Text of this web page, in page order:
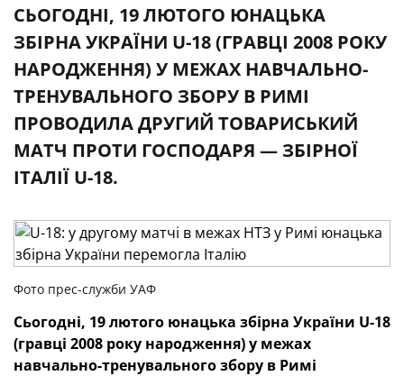
СЬОГОДНІ, 19 ЛЮТОГО ЮНАЦЬКА
ЗБІРНА УКРАЇНИ U-18 (ГРАВЦІ 2008 РОКУ
НАРОДЖЕННЯ) У МЕЖАХ НАВЧАЛЬНО-
ТРЕНУВАЛЬНОГО ЗБОРУ В РИМІ
ПРОВОДИЛА ДРУГИЙ ТОВАРИСЬКИЙ
МАТЧ ПРОТИ ГОСПОДАРЯ — ЗБІРНОЇ
ІТАЛІЇ U-18.
Фото прес-служби УАФ
Сьогодні, 19 лютого юнацька збірна України U-18
(гравці 2008 року народження) у межах
навчально-тренувального збору в Римі